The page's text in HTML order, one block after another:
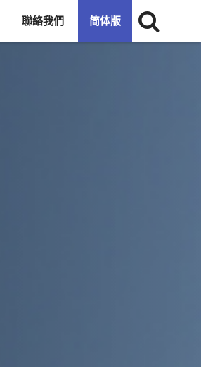
聯絡我們 简体版